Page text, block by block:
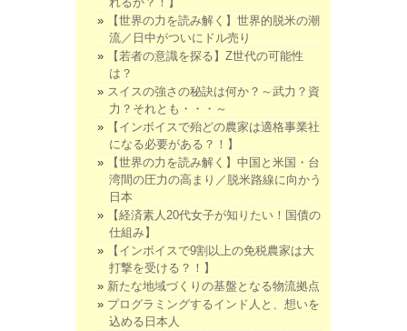
【世界の力を読み解く】世界的脱米の潮
流／日中がついにドル売り
【若者の意識を探る】Z世代の可能性
は？
スイスの強さの秘訣は何か？～武力？資
力？それとも・・・～
【インボイスで殆どの農家は適格事業社
になる必要がある？！】
【世界の力を読み解く】中国と米国・台
湾間の圧力の高まり／脱米路線に向かう
日本
【経済素人20代女子が知りたい！国債の
仕組み】
【インボイスで9割以上の免税農家は大
打撃を受ける？！】
新たな地域づくりの基盤となる物流拠点
プログラミングするインド人と、想いを
込める日本人